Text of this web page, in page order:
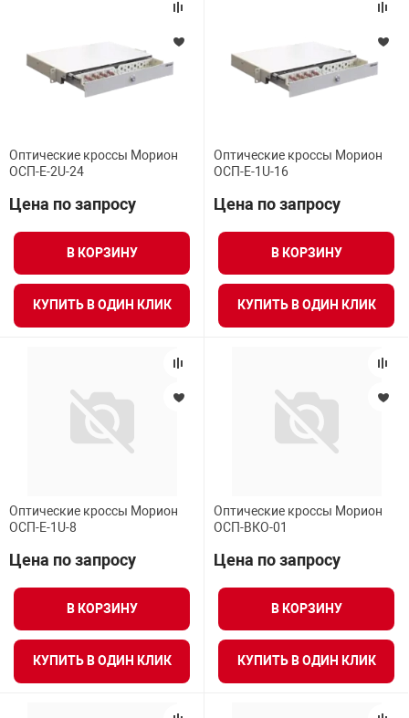
Оптические кроссы Морион
ОСП-Е-2U-24
Цена по запросу
В КОРЗИНУ
КУПИТЬ В ОДИН КЛИК
Оптические кроссы Морион
ОСП-Е-1U-16
Цена по запросу
В КОРЗИНУ
КУПИТЬ В ОДИН КЛИК
Оптические кроссы Морион
ОСП-Е-1U-8
Цена по запросу
В КОРЗИНУ
КУПИТЬ В ОДИН КЛИК
Оптические кроссы Морион
ОСП-ВКО-01
Цена по запросу
В КОРЗИНУ
КУПИТЬ В ОДИН КЛИК